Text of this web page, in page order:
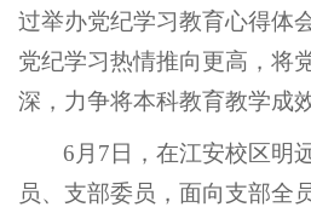
过举办党纪学习教育心得体
党纪学习热情推向更高，将
深，力争将本科教育教学成
6月7日，在江安校区明
员、支部委员，面向支部全